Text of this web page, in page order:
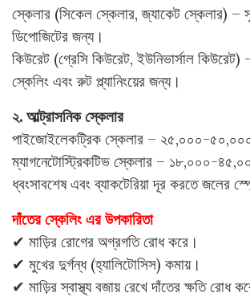
স্কেলার (সিকেল স্কেলার, জ্যাকেট স্কেলার) –
ডিপোজিটের জন্য।
কিউরেট (গ্রেসি কিউরেট, ইউনিভার্সাল কিউরেট)
স্কেলিং এবং রুট প্ল্যানিংয়ের জন্য।
২. আল্ট্রাসনিক স্কেলার
পাইজোইলেকট্রিক স্কেলার – ২৫,০০০-৫০,০০০
ম্যাগনেটোস্ট্রিকটিভ স্কেলার – ১৮,০০০-
ধ্বংসাবশেষ এবং ব্যাকটেরিয়া দূর করতে জলের
দাঁতের স্কেলিং এর উপকারিতা
✔ মাড়ির রোগের অগ্রগতি রোধ করে।
✔ মুখের দুর্গন্ধ (হ্যালিটোসিস) কমায়।
✔ মাড়ির স্বাস্থ্য বজায় রেখে দাঁতের ক্ষতি রোধ